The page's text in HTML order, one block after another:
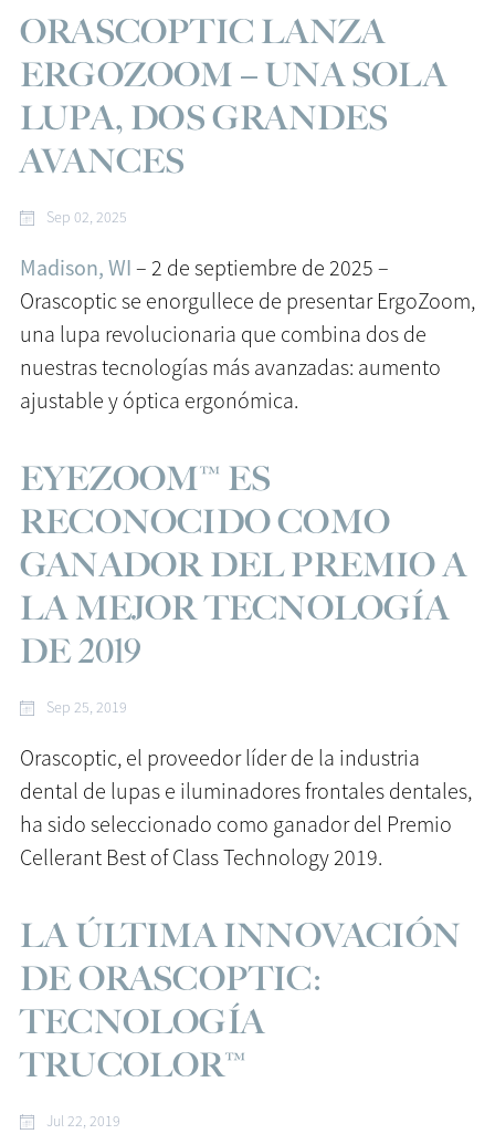
ORASCOPTIC LANZA
ERGOZOOM – UNA SOLA
LUPA, DOS GRANDES
AVANCES
Sep 02, 2025
Madison, WI – 2 de septiembre de 2025 –
Orascoptic se enorgullece de presentar ErgoZoom,
una lupa revolucionaria que combina dos de
nuestras tecnologías más avanzadas: aumento
ajustable y óptica ergonómica.
EYEZOOM™ ES
RECONOCIDO COMO
GANADOR DEL PREMIO A
LA MEJOR TECNOLOGÍA
DE 2019
Sep 25, 2019
Orascoptic, el proveedor líder de la industria
dental de lupas e iluminadores frontales dentales,
ha sido seleccionado como ganador del Premio
Cellerant Best of Class Technology 2019.
LA ÚLTIMA INNOVACIÓN
DE ORASCOPTIC:
TECNOLOGÍA
TRUCOLOR™
Jul 22, 2019